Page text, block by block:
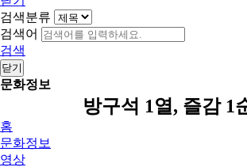
검색분류
검색어
검색
닫기
문화정보
방구석 1열, 즐감 1
홈
문화정보
영상